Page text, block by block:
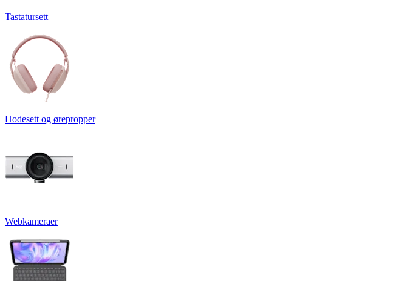
Tastatursett
Hodesett og ørepropper
Webkameraer